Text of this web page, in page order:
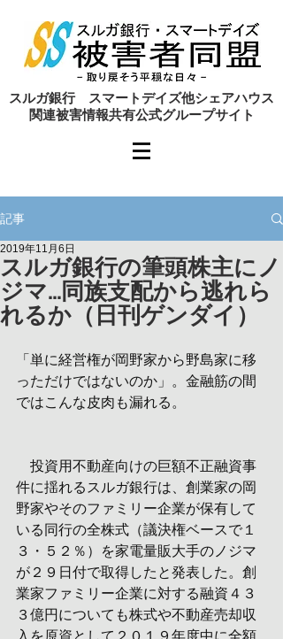
​スルガ銀行 スマートデイズ他シェアハウス
関連被害情報共有公式グループサイト
記事
スルガ銀行の筆頭株主にノ
ジマ…同族支配から逃れら
れるか（日刊ゲンダイ）
2019年11月6日
「単に経営権が岡野家から野島家に移
っただけではないのか」。金融筋の間
ではこんな皮肉も漏れる。
投資用不動産向けの巨額不正融資事
件に揺れるスルガ銀行は、創業家の岡
野家やそのファミリー企業が保有して
いる同行の全株式（議決権ベースで１
３・５２％）を家電量販大手のノジマ
が２９日付で取得したと発表した。創
業家ファミリー企業に対する融資４３
３億円についても株式や不動産売却収
入を原資として２０１９年度中に全額